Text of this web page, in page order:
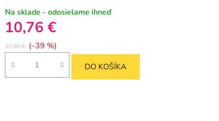
Na sklade - odosielame ihneď
10,76 €
17,90 € (–39 %)
DO KOŠÍKA